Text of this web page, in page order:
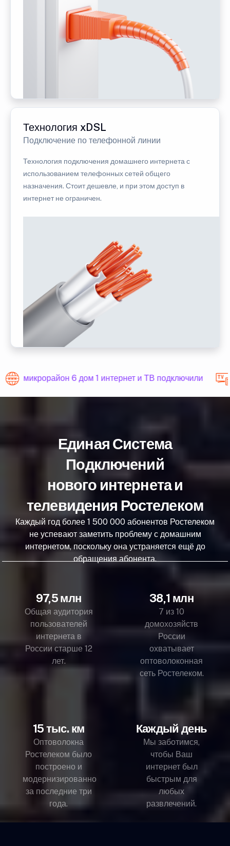
Технология xDSL
Подключение по телефонной линии
Технология подключения домашнего интернета с
использованием телефонных сетей общего
назначения. Стоит дешевле, и при этом доступ в
интернет не ограничен.
микрорайон 6 дом 1 интернет и ТВ подключили
Единая Система
Подключений
нового интернета и
телевидения Ростелеком
Каждый год более 1 500 000 абонентов Ростелеком
не успевают заметить проблему с домашним
интернетом, поскольку она устраняется ещё до
обращения абонента.
97,5 млн
Общая аудитория
пользователей
интернета в
России старше 12
лет.
38,1 млн
7 из 10
домохозяйств
России
охватывает
оптоволоконная
сеть Ростелеком.
15 тыс. км
Оптоволокна
Ростелеком было
построено и
модернизированно
за последние три
года.
Каждый день
Мы заботимся,
чтобы Ваш
интернет был
быстрым для
любых
развлечений.